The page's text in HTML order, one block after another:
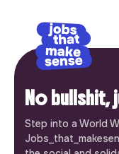
No
Step into a World